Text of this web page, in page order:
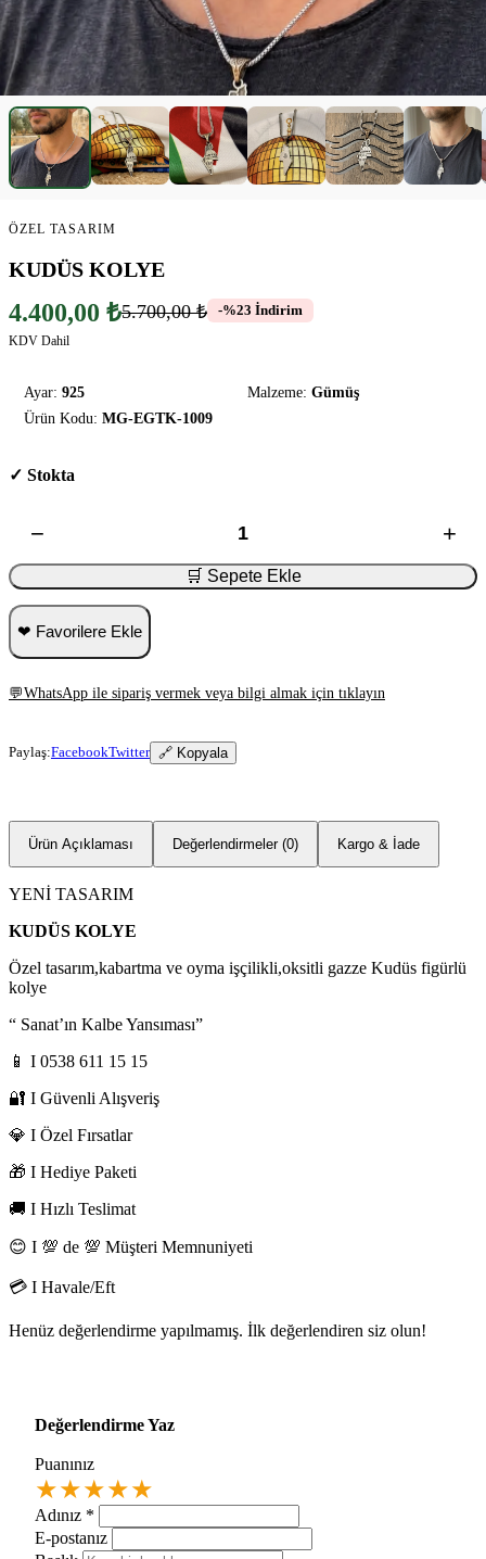
ÖZEL TASARIM
KUDÜS KOLYE
4.400,00 ₺5.700,00 ₺ -%23 İndirim
KDV Dahil
Ayar: 925 Malzeme: Gümüş
Ürün Kodu: MG-EGTK-1009
✓ Stokta
− +
🛒 Sepete Ekle
❤ Favorilere Ekle
💬WhatsApp ile sipariş vermek veya bilgi almak için tıklayın
Paylaş:FacebookTwitter 🔗 Kopyala
Ürün Açıklaması Değerlendirmeler (0) Kargo & İade
YENİ TASARIM
KUDÜS KOLYE
Özel tasarım,kabartma ve oyma işçilikli,oksitli gazze Kudüs figürlü
kolye
“ Sanat’ın Kalbe Yansıması”
📱 I 0538 611 15 15
🔐 I Güvenli Alışveriş
💎 I Özel Fırsatlar
🎁 I Hediye Paketi
🚚 I Hızlı Teslimat
😊 I 💯 de 💯 Müşteri Memnuniyeti
💳 I Havale/Eft
Henüz değerlendirme yapılmamış. İlk değerlendiren siz olun!
Değerlendirme Yaz
Puanınız
★★★★★
Adınız *
E-postanız